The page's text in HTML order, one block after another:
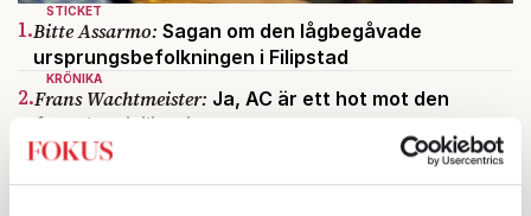
STICKET
1.Bitte Assarmo: Sagan om den lågbegåvade
ursprungsbefolkningen i Filipstad
KRÖNIKA
2.Frans Wachtmeister: Ja, AC är ett hot mot den
franska civilisationen
KRÖNIKA
3. Sakine Madon:
Efter islamistdådet oroar sig
vänstern för Agnes Wold